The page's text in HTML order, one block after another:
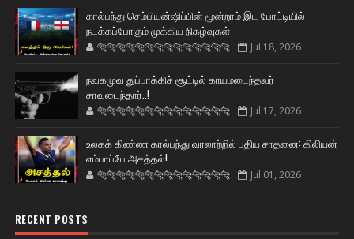
கால்பந்து செம்பியன்ஷிப்பின் மூன்றாம் இட போட்டியில்
நடக்கப்போகும் முக்கிய நிகழ்வுகள்
🐅🐅🐅🐅🐅🐅🐆🐆🐆🐆🐆🐆🐆🐆 Jul 18, 2026
நவகமுவ துப்பாக்கிச் சூட்டில் காயமடைந்தவர்
சாவடைந்தார்..!
🐅🐅🐅🐅🐅🐅🐆🐆🐆🐆🐆🐆🐆🐆 Jul 17, 2026
உலகக் கிண்ண கால்பந்து வரலாற்றில் புதிய சாதனை: கிலியன்
எம்பாப்பே அசத்தல்!
🐅🐅🐅🐅🐅🐅🐆🐆🐆🐆🐆🐆🐆🐆 Jul 01, 2026
RECENT POSTS